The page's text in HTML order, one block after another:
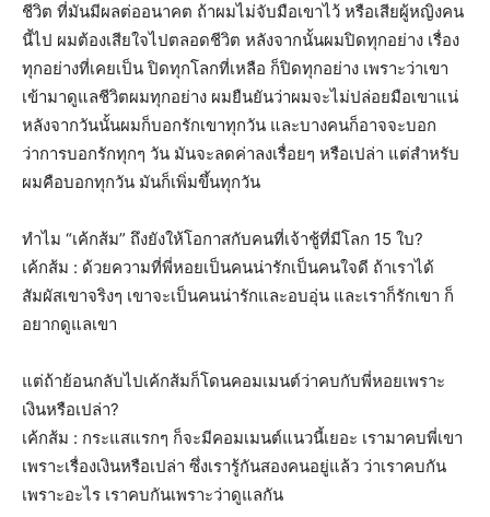
ชีวิต ที่มันมีผลต่ออนาคต ถ้าผมไม่จับมือเขาไว้ หรือเสียผู้หญิงคน
นี้ไป ผมต้องเสียใจไปตลอดชีวิต หลังจากนั้นผมปิดทุกอย่าง เรื่อง
ทุกอย่างที่เคยเป็น ปิดทุกโลกที่เหลือ ก็ปิดทุกอย่าง เพราะว่าเขา
เข้ามาดูแลชีวิตผมทุกอย่าง ผมยืนยันว่าผมจะไม่ปล่อยมือเขาแน่
หลังจากวันนั้นผมก็บอกรักเขาทุกวัน และบางคนก็อาจจะบอก
ว่าการบอกรักทุกๆ วัน มันจะลดค่าลงเรื่อยๆ หรือเปล่า แต่สำหรับ
ผมคือบอกทุกวัน มันก็เพิ่มขึ้นทุกวัน
ทำไม “เค้กส้ม” ถึงยังให้โอกาสกับคนที่เจ้าชู้ที่มีโลก 15 ใบ?
เค้กส้ม : ด้วยความที่พี่หอยเป็นคนน่ารักเป็นคนใจดี ถ้าเราได้
สัมผัสเขาจริงๆ เขาจะเป็นคนน่ารักและอบอุ่น และเราก็รักเขา ก็
อยากดูแลเขา
แต่ถ้าย้อนกลับไปเค้กส้มก็โดนคอมเมนต์ว่าคบกับพี่หอยเพราะ
เงินหรือเปล่า?
เค้กส้ม : กระแสแรกๆ ก็จะมีคอมเมนต์แนวนี้เยอะ เรามาคบพี่เขา
เพราะเรื่องเงินหรือเปล่า ซึ่งเรารู้กันสองคนอยู่แล้ว ว่าเราคบกัน
เพราะอะไร เราคบกันเพราะว่าดูแลกัน